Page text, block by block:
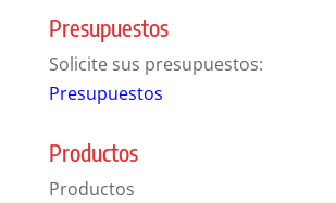
Presupuestos
Solicite sus presupuestos:
Presupuestos
Productos
Productos